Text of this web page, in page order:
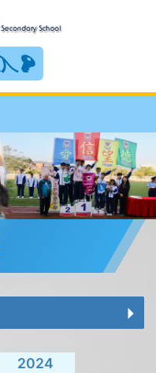
2024